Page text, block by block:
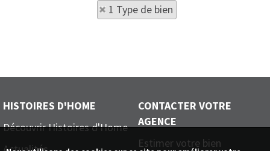
1 Type de bien
HISTOIRES D'HOME
Découvrir Histoires d'Home
CONTACTER VOTRE
AGENCE
Estimer votre bien